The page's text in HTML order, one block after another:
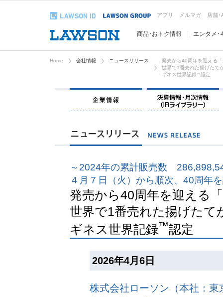
アプリ メルマガ 店舗･
商品･おトク情報 エンタメ･
Home 会社情報 ニュースリリース
発売から40周年を迎える
世界で1番売れた揚げたて
ギネス世界記録™認定
企業情報
～2024年の累計販売数
４月７日（火）から順次、40周年
発売から40周年を迎える
世界で1番売れた揚げたて
ギネス世界記録™認定
2026年4月6日
株式会社ローソン（本社：